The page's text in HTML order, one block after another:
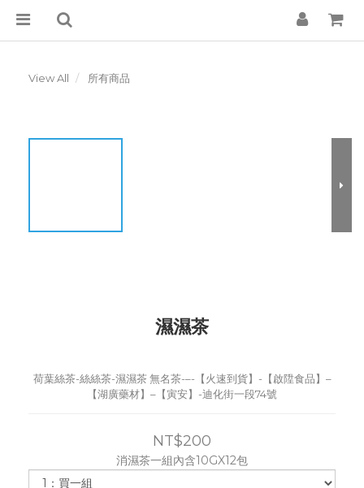
View All 所有商品
濕濕茶
荷葉絲茶-絲絲茶-濕濕茶 無名茶-–-【火速到貨】-【啟陞食品】–
【湖廣藥材】–【寅安】-迪化街一段74號
NT$200
消濕茶一組內含10GX12包